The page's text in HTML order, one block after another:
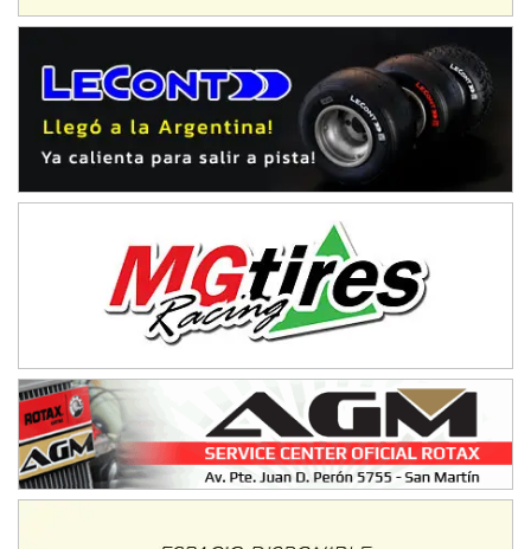
El Cerro (Tierra)
Victoria (Entre Ríos)
PATAGONICO - F6
Moto Club Reginense (Tierra)
Juventud Unida (Tierra)
Humboldt (Santa Fe)
NORESTE SANTAFESINO - F6
Ciudad de Avellaneda (Asfalto)
SUR SANTAFESINO - F4
José Samuel Sánchez (Tierra)
Rufino (Santa Fe)
TUCUMANO - F5